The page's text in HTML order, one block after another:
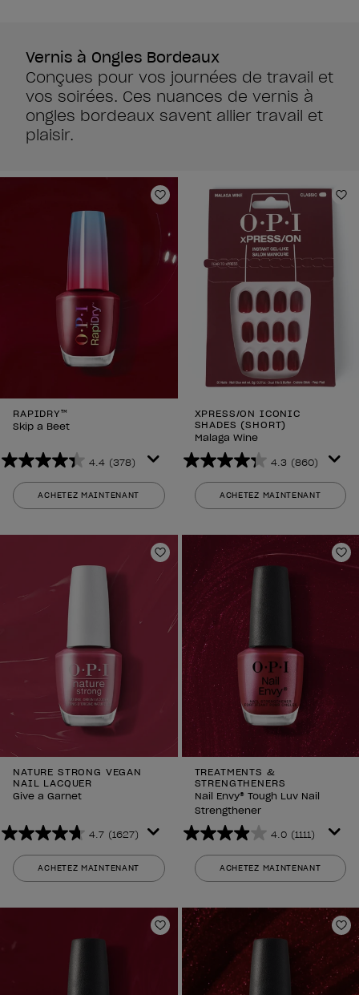
Vernis à Ongles Bordeaux
Conçues pour vos journées de travail et
vos soirées. Ces nuances de vernis à
ongles bordeaux savent allier travail et
plaisir.
Ajouter aux favoris
RAPIDRY™
Skip a Beet
4.4 (378)
4.4
sur
5
378
ACHETEZ MAINTENANT
XPRESS/ON ICONIC
SHADES (SHORT)
Malaga Wine
4.3 (860)
4.3
sur
5
860
avis
ACHETEZ MAINTENANT
Ajouter aux favoris
NATURE STRONG VEGAN
NAIL LACQUER
Give a Garnet
4.7 (1627)
4.7
sur
5
1627
ACHETEZ MAINTENANT
TREATMENTS &
STRENGTHENERS
Nail Envy® Tough Luv Nail
Strengthener
4.0 (1111)
4.0
sur
5
1111
avis
ACHETEZ MAINTENANT
Ajouter aux favoris